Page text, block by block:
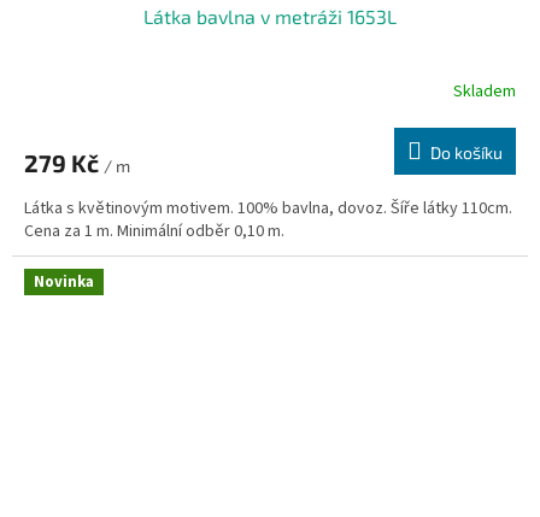
Látka bavlna v metráži 1653L
Skladem
279 Kč / m
Do košíku
Látka s květinovým motivem. 100% bavlna, dovoz. Šíře látky 110cm.
Cena za 1 m. Minimální odběr 0,10 m.
Novinka